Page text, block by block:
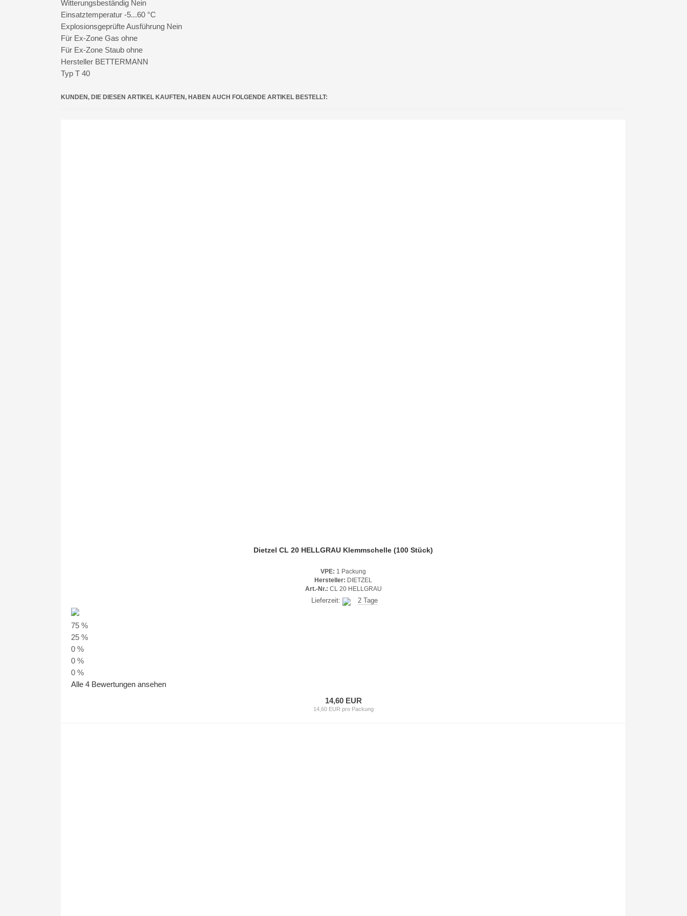
Witterungsbeständig Nein
Einsatztemperatur -5...60 °C
Explosionsgeprüfte Ausführung Nein
Für Ex-Zone Gas ohne
Für Ex-Zone Staub ohne
Hersteller BETTERMANN
Typ T 40
KUNDEN, DIE DIESEN ARTIKEL KAUFTEN, HABEN AUCH FOLGENDE ARTIKEL BESTELLT:
Dietzel CL 20 HELLGRAU Klemmschelle (100 Stück)
VPE: 1 Packung
Hersteller: DIETZEL
Art.-Nr.: CL 20 HELLGRAU
Lieferzeit: 2 Tage
75 %
25 %
0 %
0 %
0 %
Alle 4 Bewertungen ansehen
14,60 EUR
14,60 EUR pro Packung